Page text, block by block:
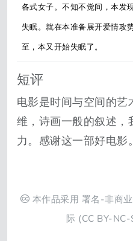
各式女子。不知不觉间，本发
失眠。就在本准备展开爱情攻
至，本又开始失眠了。
短评
电影是时间与空间的
维，诗画一般的叙述
力。感谢这一部好电影。
本作品采用 署名-非商
际 (CC BY-